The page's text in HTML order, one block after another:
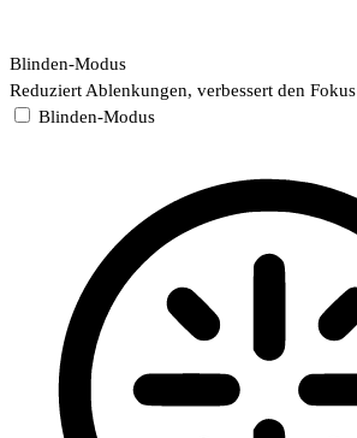
Blinden-Modus
Reduziert Ablenkungen, verbessert den Fokus
Blinden-Modus